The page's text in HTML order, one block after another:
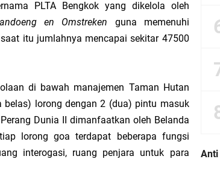
Mengajarkan Pengkhianatan Terselubung
Benar Baik dari Sisi Psikologis maupun Administratif
Tarawih di Masjid
PLTA Bengkok yang dikelola oleh
en Omstreken guna memenuhi
itu jumlahnya mencapai sekitar 47500
di bawah manajemen Taman Hutan
lorong dengan 2 (dua) pintu masuk
Dunia II dimanfaatkan oleh Belanda
lorong goa terdapat beberapa fungsi
interogasi, ruang penjara untuk para
Anti